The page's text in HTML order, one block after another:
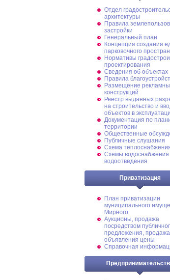
Отдел
архитектуры
Правила
застройки
Генеральный план
Концепция создания
парковочного
Нормативы
проектирования
Сведения об объектах
Правила
Размещение
конструкций
Реестр выданных
на строительство и
объектов в
Документация по
территории
Общественные
Публичные слушания
Схема
Схемы водоснабжения
водоотведения
Приватизация
План приватизации
муниципального
Мирного
Аукционы, продажа
посредством
предложения,
объявления цены
Справочная